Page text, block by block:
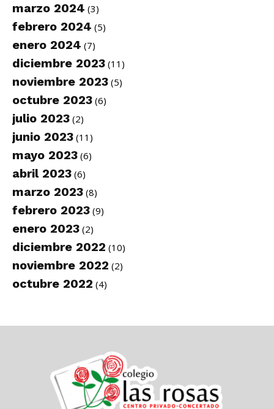
marzo 2024 (3)
febrero 2024 (5)
enero 2024 (7)
diciembre 2023 (11)
noviembre 2023 (5)
octubre 2023 (6)
julio 2023 (2)
junio 2023 (11)
mayo 2023 (6)
abril 2023 (6)
marzo 2023 (8)
febrero 2023 (9)
enero 2023 (2)
diciembre 2022 (10)
noviembre 2022 (2)
octubre 2022 (4)